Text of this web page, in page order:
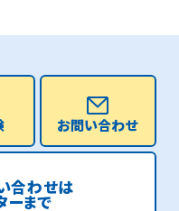
お問い合わせ
合わせは
ーまで